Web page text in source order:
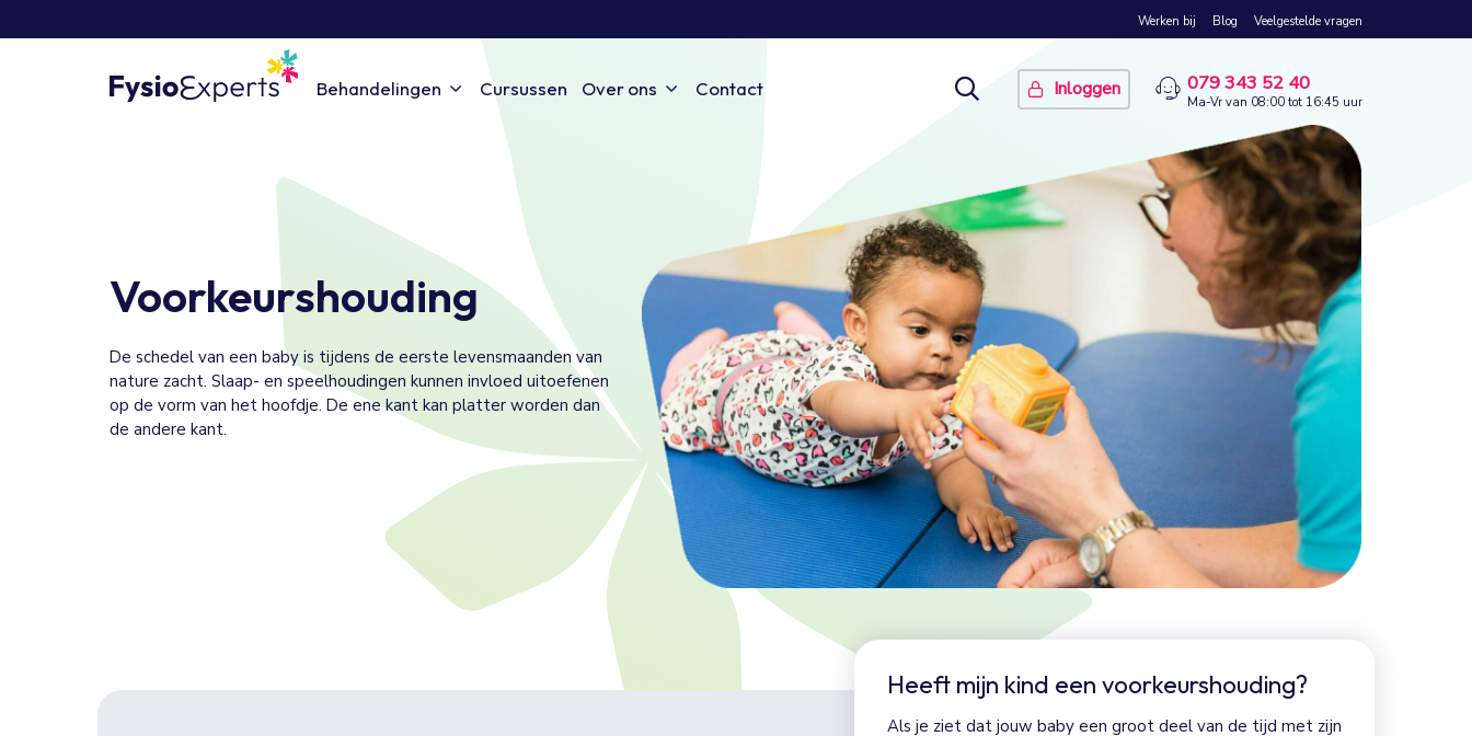
Werken bij Blog Veelgestelde vragen
Behandelingen Cursussen Over ons Contact Inloggen 079 343 52 40
Ma-Vr van 08:00 tot 16:45 uur
Voorkeurshouding
De schedel van een baby is tijdens de eerste levensmaanden van
nature zacht. Slaap- en speelhoudingen kunnen invloed uitoefenen
op de vorm van het hoofdje. De ene kant kan platter worden dan
de andere kant.
Heeft mijn kind een voorkeurshouding?
Als je ziet dat jouw baby een groot deel van de tijd met zijn